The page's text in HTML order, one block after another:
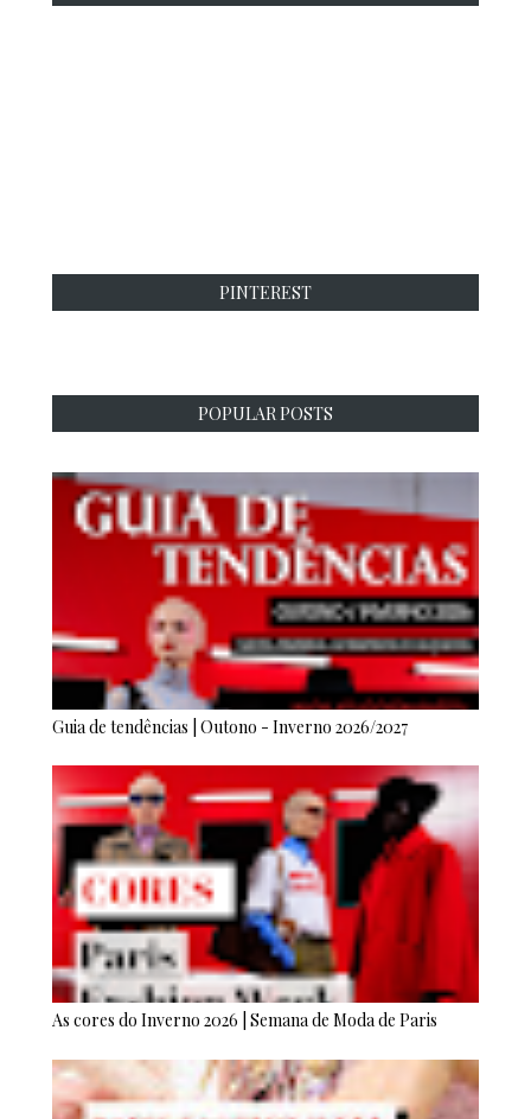
PINTEREST
POPULAR POSTS
Guia de tendências | Outono - Inverno 2026/2027
As cores do Inverno 2026 | Semana de Moda de Paris